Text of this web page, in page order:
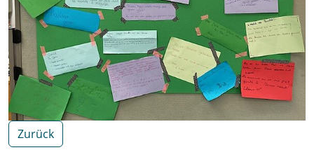
Zurück